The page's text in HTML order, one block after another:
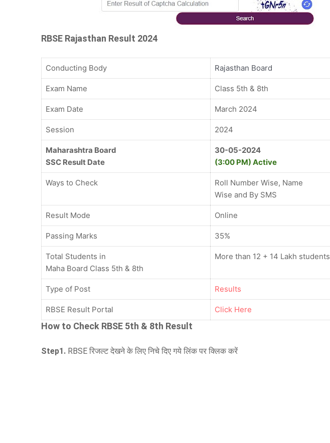
RBSE Rajasthan Result 2024
Conducting Body Rajasthan Board
Exam Name Class 5th & 8th
Exam Date March 2024
Session 2024
Maharashtra Board
SSC Result Date
30-05-2024
(3:00 PM) Active
Ways to Check
Roll Number Wise, Name
Wise and By SMS
Result Mode Online
Passing Marks 35%
Total Students in
Maha Board Class 5th & 8th
More than 12 + 14 Lakh students
Type of Post Results
RBSE Result Portal Click Here
How to Check RBSE 5th & 8th Result
Step1. RBSE रिजल्ट देखने के लिए निचे दिए गये लिंक पर क्लिक करें